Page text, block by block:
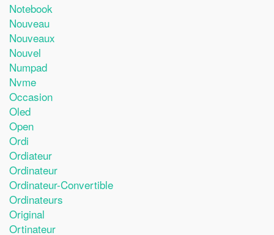
Notebook
Nouveau
Nouveaux
Nouvel
Numpad
Nvme
Occasion
Oled
Open
Ordi
Ordiateur
Ordinateur
Ordinateur-Convertible
Ordinateurs
Original
Ortinateur